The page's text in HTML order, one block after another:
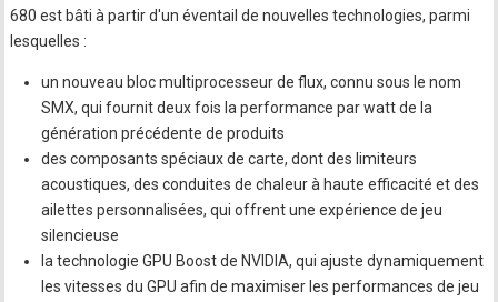
680 est bâti à partir d'un éventail de nouvelles technologies, parmi
lesquelles :
un nouveau bloc multiprocesseur de flux, connu sous le nom
SMX, qui fournit deux fois la performance par watt de la
génération précédente de produits
des composants spéciaux de carte, dont des limiteurs
acoustiques, des conduites de chaleur à haute efficacité et des
ailettes personnalisées, qui offrent une expérience de jeu
silencieuse
la technologie GPU Boost de NVIDIA, qui ajuste dynamiquement
les vitesses du GPU afin de maximiser les performances de jeu